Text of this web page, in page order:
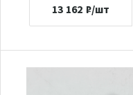
13 162 ₽/шт